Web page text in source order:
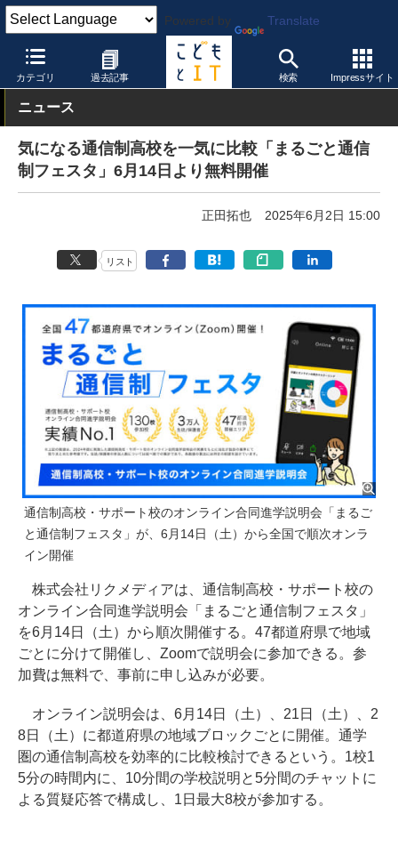
Powered by Translate
カテゴリ 過去記事 検索 Impressサイト
こどもとIT イベント・セミナー
ニュース
気になる通信制高校を一気に比較「まるごと通信
制フェスタ」6月14日より無料開催
正田拓也 2025年6月2日 15:00
リスト
通信制高校・サポート校のオンライン合同進学説明会「まるご
と通信制フェスタ」が、6月14日（土）から全国で順次オンラ
イン開催
株式会社リクメディアは、通信制高校・サポート校の
オンライン合同進学説明会「まるごと通信制フェスタ」
を6月14日（土）から順次開催する。47都道府県で地域
ごとに分けて開催し、Zoomで説明会に参加できる。参
加費は無料で、事前に申し込みが必要。
オンライン説明会は、6月14日（土）、21日（土）、2
8日（土）に都道府県の地域ブロックごとに開催。通学
圏の通信制高校を効率的に比較検討できるという。1校1
5分の時間内に、10分間の学校説明と5分間のチャットに
よる質疑応答で構成し、1日最大8校が参加する。